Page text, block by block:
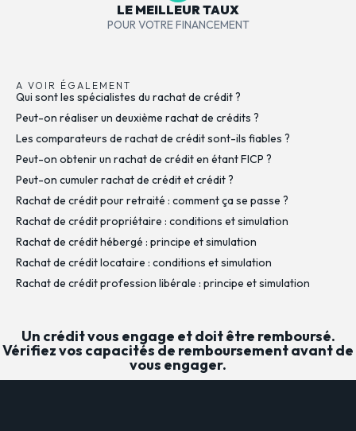
LE MEILLEUR TAUX
POUR VOTRE FINANCEMENT
A VOIR ÉGALEMENT
Qui sont les spécialistes du rachat de crédit ?
Peut-on réaliser un deuxième rachat de crédits ?
Les comparateurs de rachat de crédit sont-ils fiables ?
Peut-on obtenir un rachat de crédit en étant FICP ?
Peut-on cumuler rachat de crédit et crédit ?
Rachat de crédit pour retraité : comment ça se passe ?
Rachat de crédit propriétaire : conditions et simulation
Rachat de crédit hébergé : principe et simulation
Rachat de crédit locataire : conditions et simulation
Rachat de crédit profession libérale : principe et simulation
Un crédit vous engage et doit être remboursé.
Vérifiez vos capacités de remboursement avant de
vous engager.